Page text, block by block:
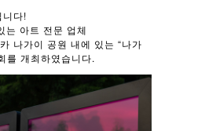
니다!
는 아트 전문 업체
나가이 공원 내에 있는 “나가
를 개최하였습니다.